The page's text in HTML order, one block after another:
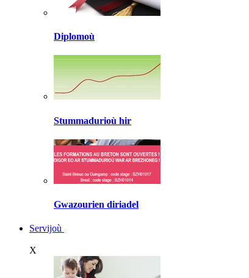
Diplomoù
Stummadurioù hir
Gwazourien diriadel
Servijoù
X